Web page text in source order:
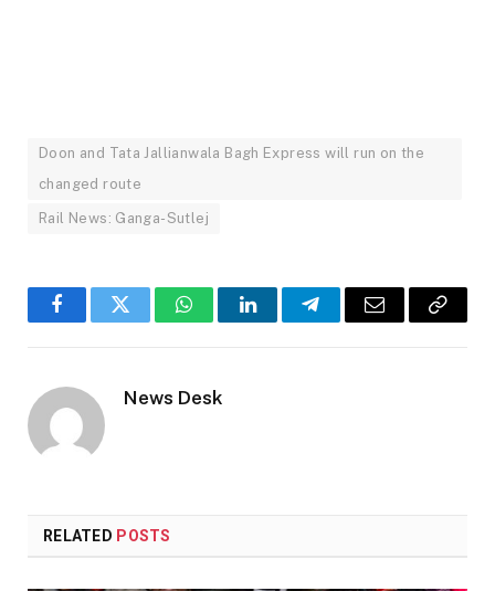
Doon and Tata Jallianwala Bagh Express will run on the
changed route
Rail News: Ganga-Sutlej
FacebookTwitter WhatsAppLinkedInTelegramEmail
Copy
News Desk
RELATED POSTS